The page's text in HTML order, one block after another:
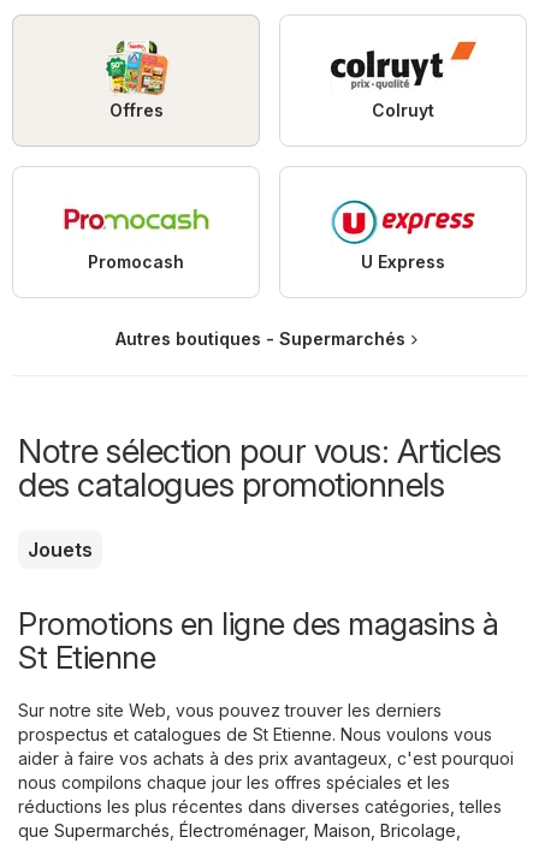
Offres Colruyt
Promocash U Express
Autres boutiques - Supermarchés
Notre sélection pour vous: Articles
des catalogues promotionnels
Jouets
Promotions en ligne des magasins à
St Etienne
Sur notre site Web, vous pouvez trouver les derniers
prospectus et catalogues de St Etienne. Nous voulons vous
aider à faire vos achats à des prix avantageux, c'est pourquoi
nous compilons chaque jour les offres spéciales et les
réductions les plus récentes dans diverses catégories, telles
que Supermarchés Électroménager, Maison, Bricolage,